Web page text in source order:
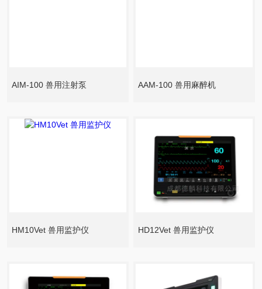
AIM-100 兽用注射泵 AAM-100 兽用麻醉机
HM10Vet 兽用监护仪 HD12Vet 兽用监护仪